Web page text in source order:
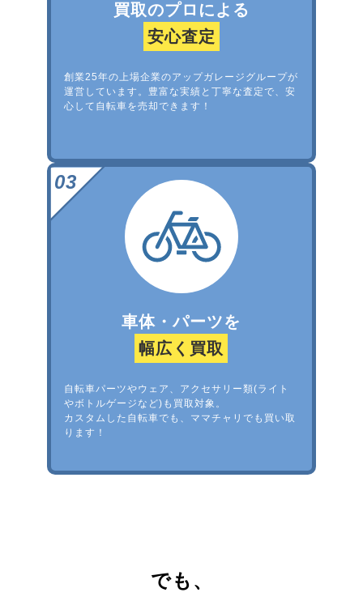
買取のプロによる
安心査定
創業25年の上場企業のアップガレージグループが
運営しています。豊富な実績と丁寧な査定で、安
心して自転車を売却できます！
車体・パーツを
幅広く買取
自転車パーツやウェア、アクセサリー類(ライト
やボトルゲージなど)も買取対象。
カスタムした自転車でも、ママチャリでも買い取
ります！
でも、